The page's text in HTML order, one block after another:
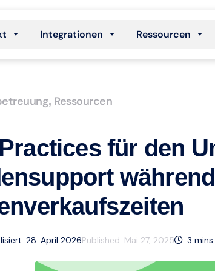
Integrationen Ressourcen
, Ressourcen
für den
28. April 2026Published: Mai 27, 2025 3 mins